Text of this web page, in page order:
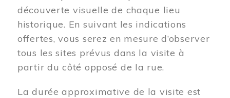
découverte visuelle de chaque lieu
historique. En suivant les indications
offertes, vous serez en mesure d’observer
tous les sites prévus dans la visite à
partir du côté opposé de la rue.
La durée approximative de la visite est